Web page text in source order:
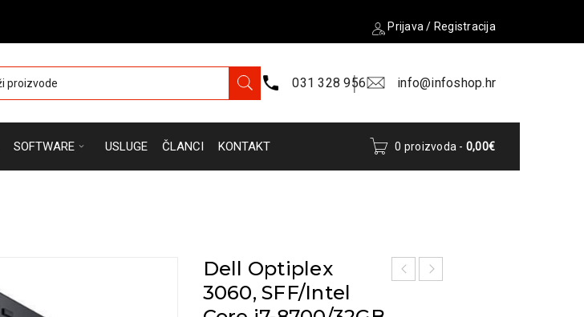
Prijava / Registracija
031 328 956 info@infoshop.hr
SOFTWARE USLUGE ČLANCI KONTAKT 0 proizvoda - 0,00€
Dell Optiplex
3060, SFF/Intel